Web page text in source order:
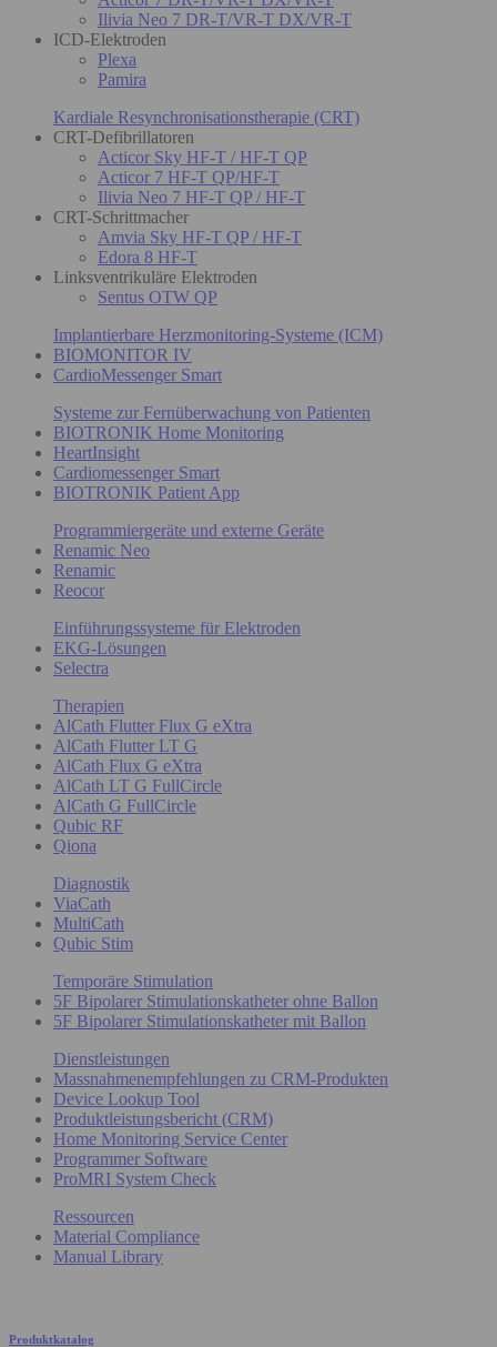
Ilivia Neo 7 DR-T/VR-T DX/VR-T
ICD-Elektroden
Plexa
Pamira
Kardiale Resynchronisationstherapie (CRT)
CRT-Defibrillatoren
Acticor Sky HF-T / HF-T QP
Acticor 7 HF-T QP/HF-T
Ilivia Neo 7 HF-T QP / HF-T
CRT-Schrittmacher
Amvia Sky HF-T QP / HF-T
Edora 8 HF-T
Linksventrikuläre Elektroden
Sentus OTW QP
Implantierbare Herzmonitoring-Systeme (ICM)
BIOMONITOR IV
CardioMessenger Smart
Systeme zur Fernüberwachung von Patienten
BIOTRONIK Home Monitoring
HeartInsight
Cardiomessenger Smart
BIOTRONIK Patient App
Programmiergeräte und externe Geräte
Renamic Neo
Renamic
Reocor
Einführungssysteme für Elektroden
EKG-Lösungen
Selectra
Therapien
AlCath Flutter Flux G eXtra
AlCath Flutter LT G
AlCath Flux G eXtra
AlCath LT G FullCircle
AlCath G FullCircle
Qubic RF
Qiona
Diagnostik
ViaCath
MultiCath
Qubic Stim
Temporäre Stimulation
5F Bipolarer Stimulationskatheter ohne Ballon
5F Bipolarer Stimulationskatheter mit Ballon
Dienstleistungen
Massnahmenempfehlungen zu CRM-Produkten
Device Lookup Tool
Produktleistungsbericht (CRM)
Home Monitoring Service Center
Programmer Software
ProMRI System Check
Ressourcen
Material Compliance
Manual Library
Produktkatalog